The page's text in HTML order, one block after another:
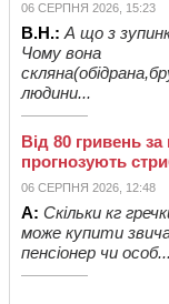
06 СЕРПНЯ 2026, 15:23
В.Н.: А що з
Чому вона
людини...
Від 80 гривень за
прогнозують
06 СЕРПНЯ 2026, 12:48
А: Скільки кг
може купити
пенсіонер чи особ...